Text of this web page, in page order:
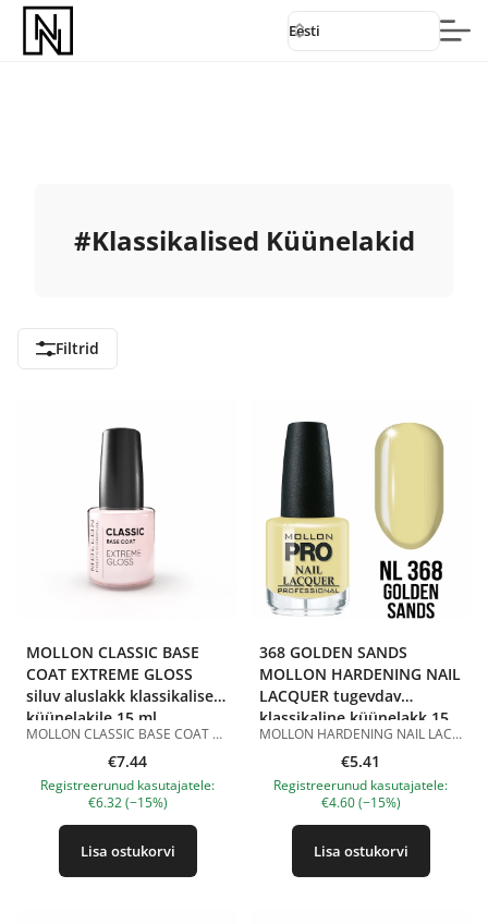
Eesti
#Klassikalised Küünelakid
Filtrid
MOLLON CLASSIC BASE
COAT EXTREME GLOSS
siluv aluslakk klassikalisele
küünelakile 15 ml
MOLLON CLASSIC BASE COAT EXTREME GLOSS 15 ml on siluv aluslakk klassikalisele küünelakile. Aluslakk aitab siluda küüneplaadi väiksemaid ebatasasusi, parandab küünelaki nakkumist küünega ja aitab pikendada maniküüri püsivust. See kaitseb naturaalseid küüsi värvilaki pigmentidest põhjustatud värvimuutuste eest ning annab küüntele hoolitsetud välimuse. Tootel on õrn piimjasroosa toon ning see sobib aluslakiks klassikalise küünelaki alla ja French manicure’i jaoks. Toode kuivab õhu käes ja ei vaja UV/LED-lampi. Eelised: silub küüneplaati; parandab laki nakkumist küünega; aitab pikendada maniküüri püsivust; kaitseb laki pigmentidest põhjustatud värvimuutuste eest; sobib klassikalise küünelaki ja French manicure’i jaoks; kuivab õhu käes; ei vaja UV/LED-lampi. Kasutamine: Kandke õhuke kiht aluslakki puhtale ja kuivale küüneplaadile. Laske õhu käes kuivada, seejärel kandke peale klassikaline küünelakk ja pealislakk. Maht: 15 ml. Tootepildid on illustratiivsed. Küsimuste korral ootame alati Sinu meili nanatallinn@gmail.com
€7.44
Registreerunud kasutajatele:
€6.32 (−15%)
Lisa ostukorvi
368 GOLDEN SANDS
MOLLON HARDENING NAIL
LACQUER tugevdav
klassikaline küünelakk 15
ml
MOLLON HARDENING NAIL LACQUER 368 GOLDEN SANDS 15 ml on tugevdav klassikaline küünelakk õrnas liivakollases toonis. Toon 368 Golden Sands on pehme helekollane värv sooja liivase alatooniga ja läikiva viimistlusega. See näeb välja värske, õrn ja päikeseline, rõhutab kaunilt küünte kuju ning sobib kevad-suviseks maniküüriks, heledateks välimusteks, õrnaks igapäevaseks katteks ja aktsentküünteks. Hardening Nail Lacquer koostis sisaldab tugevdavat komponenti ja sobib klassikaliseks maniküüriks. Lakk kantakse peale ühtlaselt, kuivab õhu käes ja ei vaja UV/LED-lampi. Parema püsivuse saavutamiseks on soovitatav kasutada seda koos klassikalise küünelaki aluslaki ja pealislakiga. Eelised: tugevdav klassikaline küünelakk; õrn liivakollane toon; läikiv viimistlus; aitab tugevdada naturaalseid küüsi; kantakse peale ühtlaselt; kuivab õhu käes; ei vaja UV/LED-lampi; sobib koduseks ja professionaalseks maniküüriks. Kasutamine: Kandke aluslakk puhtale ja kuivale küüneplaadile. Seejärel kandke peale 1–2 kihti MOLLON HARDENING NAIL LACQUER 368 GOLDEN SANDS, lastes igal kihil õhu käes kuivada. Parema püsivuse saavutamiseks viimistlege maniküür klassikalise küünelaki pealislakiga. Maht: 15 ml. Tootepildid on illustratiivsed. Küsimuste korral ootame alati Sinu meili nanatallinn@gmail.com
€5.41
Registreerunud kasutajatele:
€4.60 (−15%)
Lisa ostukorvi